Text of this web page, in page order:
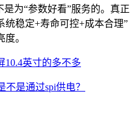
为“参数好看”服务的。真正
统稳定+寿命可控+成本合理”
。
10.4英寸的多不多
是通过spi供电？